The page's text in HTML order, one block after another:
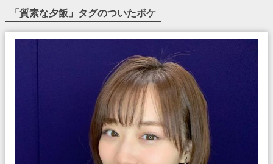
「質素な夕飯 」タグのついたボケ